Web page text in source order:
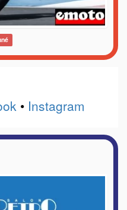
• Instagram